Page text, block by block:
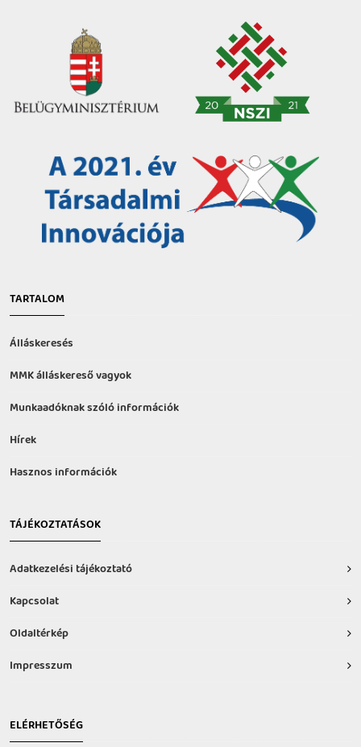
TARTALOM
Álláskeresés
MMK álláskereső vagyok
Munkaadóknak szóló információk
Hírek
Hasznos információk
TÁJÉKOZTATÁSOK
Adatkezelési tájékoztató
Kapcsolat
Oldaltérkép
Impresszum
ELÉRHETŐSÉG